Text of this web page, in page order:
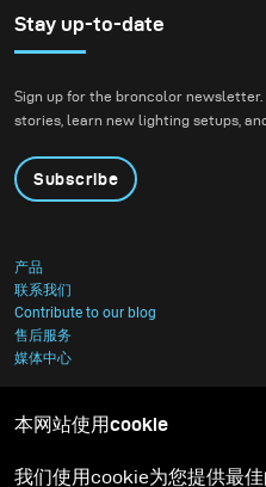
Stay up-to-date
Sign up for the broncolor newsletter.
stories, learn new lighting setups,
Subscribe
产品
联系我们
Contribute to our blog
售后服务
媒体中心
本网站使用cookie
我们使用cookie为您提供最